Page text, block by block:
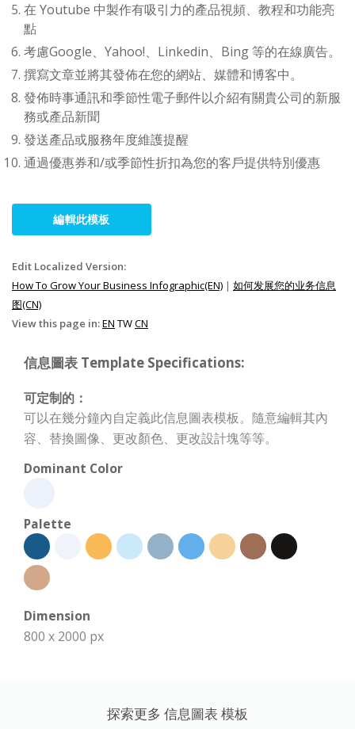
在 Youtube 中製作有吸引力的產品視頻、教程和功能亮
點
考慮Google、Yahoo!、Linkedin、Bing 等的在線廣告。
撰寫文章並將其發佈在您的網站、媒體和博客中。
發佈時事通訊和季節性電子郵件以介紹有關貴公司的新服
務或產品新聞
發送產品或服務年度維護提醒
通過優惠券和/或季節性折扣為您的客戶提供特別優惠
編輯此模板
Edit Localized Version:
How To Grow Your Business Infographic(EN) | 如何发展您的业务信息
图(CN)
View this page in:EN TWCN
信息圖表 Template Specifications:
可定制的：
可以在幾分鐘內自定義此信息圖表模板。隨意編輯其內
容、替換圖像、更改顏色、更改設計塊等等。
Dominant Color
Palette
Dimension
800 x 2000 px
探索更多 信息圖表 模板